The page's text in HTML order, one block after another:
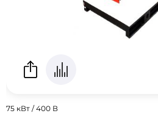
75 кВт / 400 В